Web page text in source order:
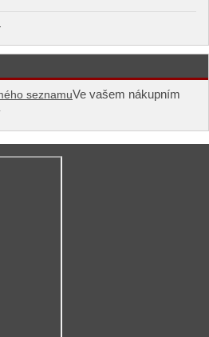
seznamuVe vašem nákupním